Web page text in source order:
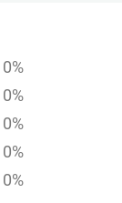
0%
0%
0%
0%
0%